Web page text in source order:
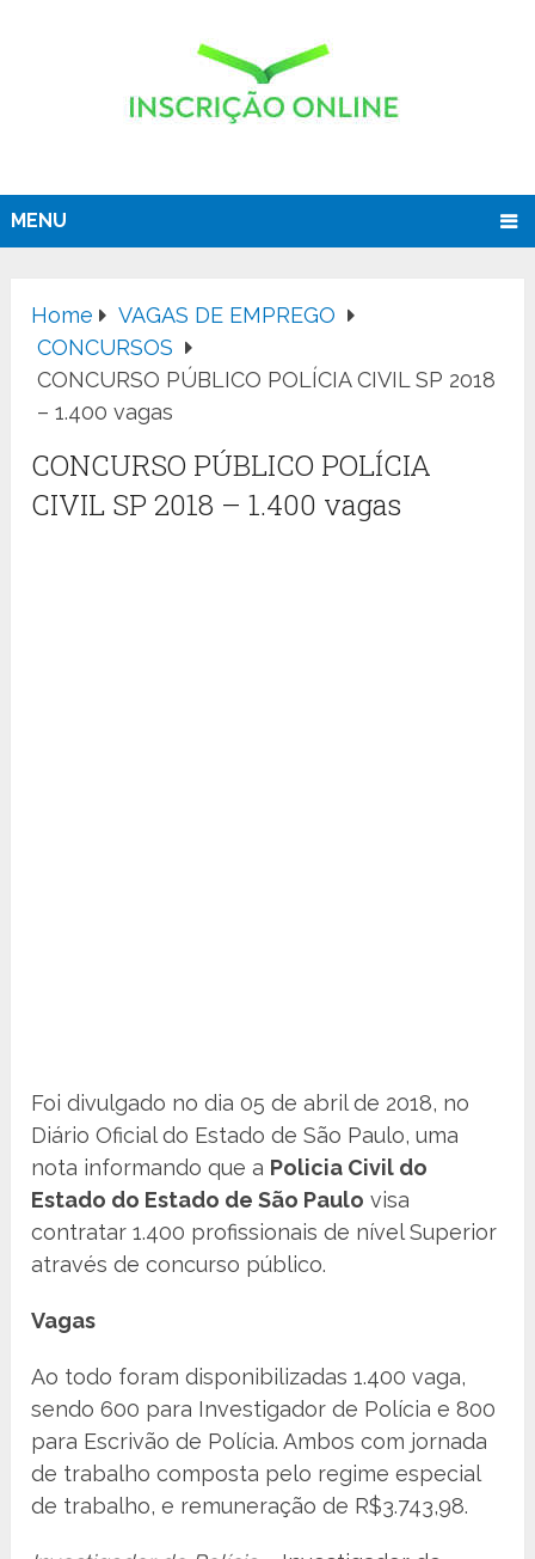
MENU
Home
VAGAS DE EMPREGO
CONCURSOS
CONCURSO PÚBLICO POLÍCIA CIVIL SP 2018
– 1.400 vagas
CONCURSO PÚBLICO POLÍCIA
CIVIL SP 2018 – 1.400 vagas
Foi divulgado no dia 05 de abril de 2018, no
Diário Oficial do Estado de São Paulo, uma
nota informando que a Policia Civil do
Estado do Estado de São Paulo visa
contratar 1.400 profissionais de nível Superior
através de concurso público.
Vagas
Ao todo foram disponibilizadas 1.400 vaga,
sendo 600 para Investigador de Polícia e 800
para Escrivão de Polícia. Ambos com jornada
de trabalho composta pelo regime especial
de trabalho, e remuneração de R$3.743,98.